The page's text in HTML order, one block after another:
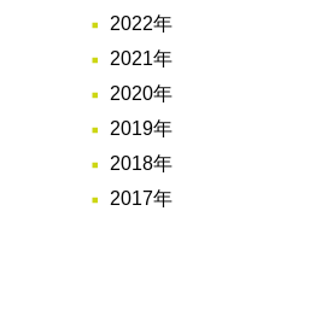
2022年
2021年
2020年
2019年
2018年
2017年